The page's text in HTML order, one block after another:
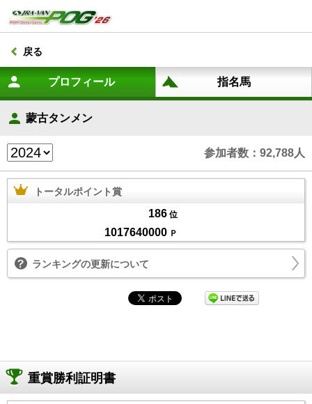
戻る
蒙古タンメン
参加者数：92,788人
トータルポイント賞
186 位
1017640000 Ｐ
ランキングの更新について
重賞勝利証明書